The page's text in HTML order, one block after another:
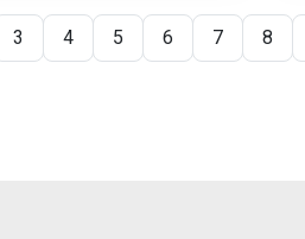
3 4 5 6 7 8